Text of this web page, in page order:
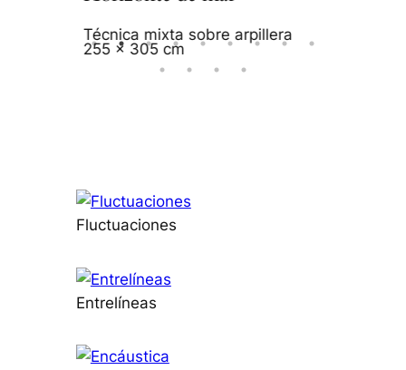
Técnica mixta sobre arpillera
255 x 305 cm
Fluctuaciones
Entrelíneas